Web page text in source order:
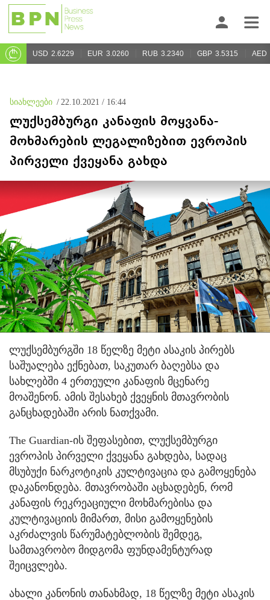
USD 2.6229 EUR 3.0260 RUB 3.2340 GBP 3.5315 AED
სიახლეები / 22.10.2021 / 16:44
ლუქსემბურგი კანაფის მოყვანა-
მოხმარების ლეგალიზებით ევროპის
პირველი ქვეყანა გახდა
ლუქსემბურგში 18 წელზე მეტი ასაკის პირებს
საშუალება ექნებათ, საკუთარ ბაღებსა და
სახლებში 4 ერთეული კანაფის მცენარე
მოაშენონ. ამის შესახებ ქვეყნის მთავრობის
განცხადებაში არის ნათქვამი.
The Guardian-ის შეფასებით, ლუქსემბურგი
ევროპის პირველი ქვეყანა გახდება, სადაც
მსუბუქი ნარკოტიკის კულტივაცია და გამოყენება
დაკანონდება. მთავრობაში აცხადებენ, რომ
კანაფის რეკრეაციული მოხმარებისა და
კულტივაციის მიმართ, მისი გამოყენების
აკრძალვის წარუმატებლობის შემდეგ,
სამთავრობო მიდგომა ფუნდამენტურად
შეიცვლება.
ახალი კანონის თანახმად, 18 წელზე მეტი ასაკის